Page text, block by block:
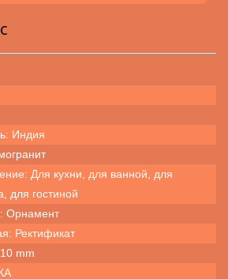
Индия
Для кухни, для ванной, для
для гостиной
Орнамент
Ректификат
mm